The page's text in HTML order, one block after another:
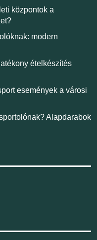
központok a
modern
ételkészítés
események a városi
Alapdarabok